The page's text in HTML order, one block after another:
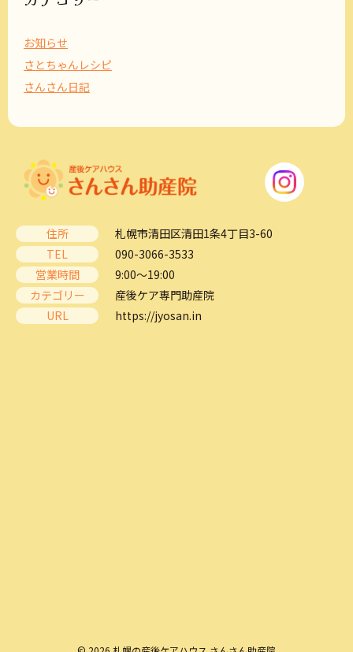
お知らせ
さとちゃんレシピ
さんさん日記
住所
札幌市清田区清田1条4丁目3-60
TEL
090-3066-3533
営業時間
9:00～19:00
カテゴリー
産後ケア専門助産院
URL
https://jyosan.in